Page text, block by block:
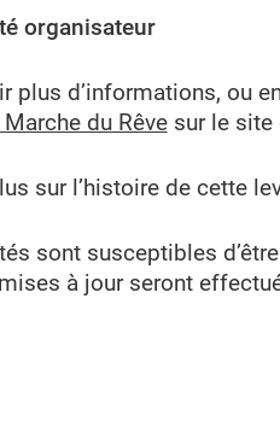
organisateur
plus d’informations, ou
du Rêvesur le site
sur l’histoire de cette
sont susceptibles
à jour seront